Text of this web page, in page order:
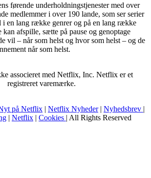
førende underholdningstjenester med over
medlemmer i over 190 lande, som ser serier
en lang række genrer og på en lang række
kan afspille, sætte på pause og genoptage
vil – når som helst og hvor som helst – og de
når som helst.
associeret med Netflix, Inc. Netflix er et
registreret varemærke.
på Netflix | Netflix Nyheder| Nyhedsbrev |
| Netflix | Cookies | All Rights Reserved